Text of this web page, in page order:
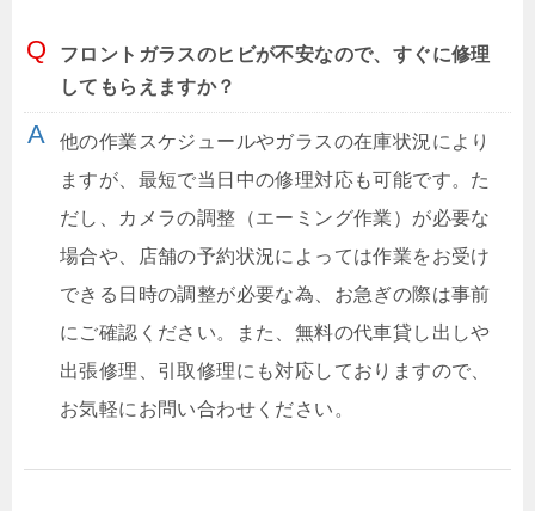
フロントガラスのヒビが不安なので、すぐに修理
してもらえますか？
他の作業スケジュールやガラスの在庫状況により
ますが、最短で当日中の修理対応も可能です。た
だし、カメラの調整（エーミング作業）が必要な
場合や、店舗の予約状況によっては作業をお受け
できる日時の調整が必要な為、お急ぎの際は事前
にご確認ください。また、無料の代車貸し出しや
出張修理、引取修理にも対応しておりますので、
お気軽にお問い合わせください。